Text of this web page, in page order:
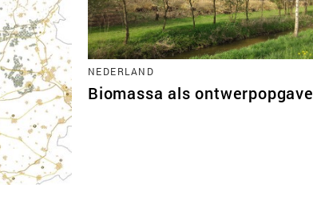
NEDERLAND
Biomassa als ontwerpopgave